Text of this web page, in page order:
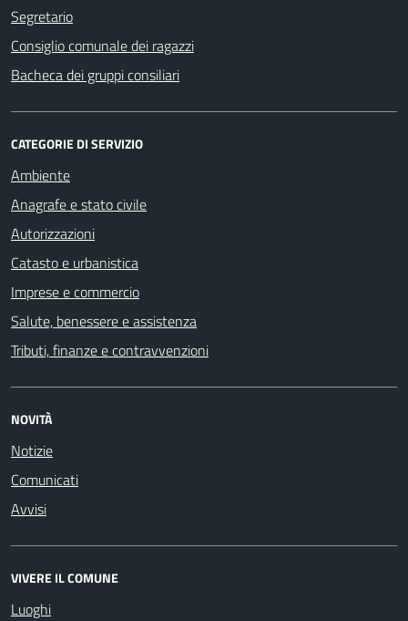
Segretario
Consiglio comunale dei ragazzi
Bacheca dei gruppi consiliari
CATEGORIE DI SERVIZIO
Ambiente
Anagrafe e stato civile
Autorizzazioni
Catasto e urbanistica
Imprese e commercio
Salute, benessere e assistenza
Tributi, finanze e contravvenzioni
NOVITÀ
Notizie
Comunicati
Avvisi
VIVERE IL COMUNE
Luoghi